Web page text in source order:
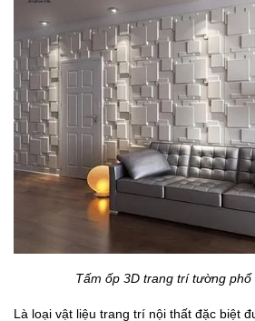
Tấm ốp 3D trang trí tường phổ
Là loại vật liệu trang trí nội thất đặc biệt